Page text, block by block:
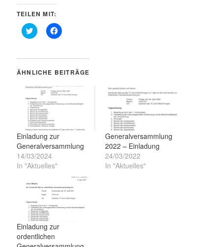
TEILEN MIT:
Klick,
um
teilen
in
Fenster
geöffnet)
Klick,
um
teilen
in
Fenster
geöffnet)
ÄHNLICHE BEITRÄGE
Einladung zur
Generalversammlung
14/03/2024
In "Aktuelles"
Generalversammlung
2022 – Einladung
24/03/2022
In "Aktuelles"
Einladung zur
ordentlichen